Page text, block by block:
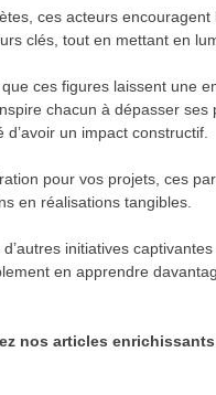
ces acteurs
clés, tout en mettant en
ces figures laissent une
chacun à dépasser
un impact constructif.
pour vos projets, ces
en réalisations tangibles.
d’autres initiatives
en apprendre
nos articles